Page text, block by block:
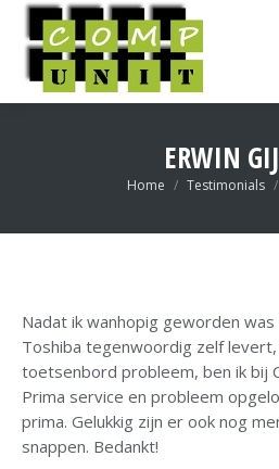
ERWIN
Je bent hier:
Home Testimonials
Nadat ik wanhopig geworden
Toshiba tegenwoordig zelf
toetsenbord probleem, ben ik bij
Prima service en probleem
prima. Gelukkig zijn er ook nog
snappen. Bedankt!